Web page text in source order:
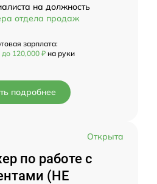
на должность
отдела продаж
зарплата:
до 120,000 ₽ на руки
подробнее
Открыта
по работе с
(НЕ